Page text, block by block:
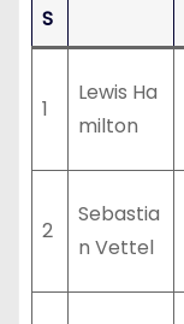
S
1
Lewis Ha
milton
2
Sebastia
n Vettel